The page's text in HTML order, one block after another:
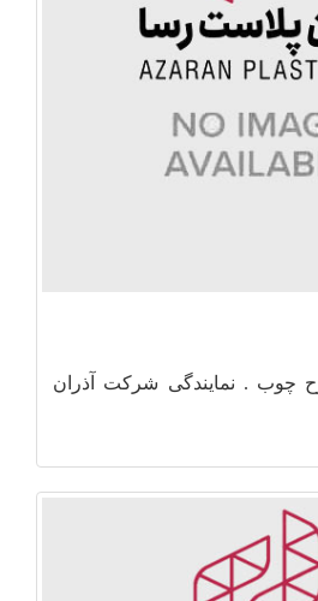
چوب . نمایندگی شرکت آذران